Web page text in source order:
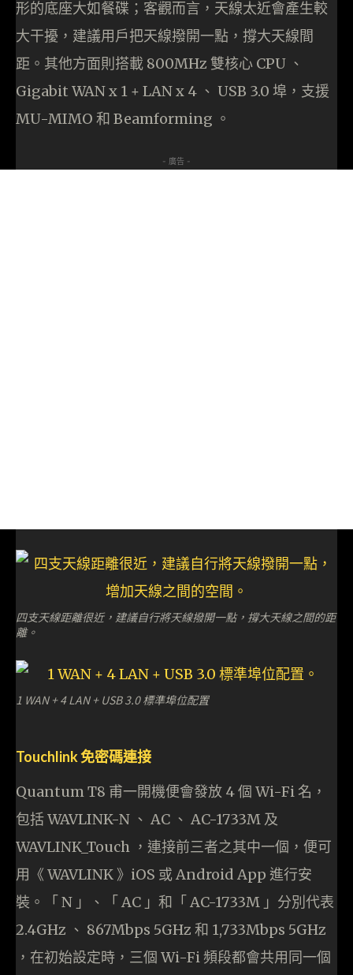
形的底座大如餐碟；客觀而言，天線太近會產生較
大干擾，建議用戶把天線撥開一點，撐大天線間
距。其他方面則搭載 800MHz 雙核心 CPU 、
Gigabit WAN x 1 + LAN x 4 、 USB 3.0 埠，支援
MU-MIMO 和 Beamforming 。
- 廣告 -
四支天線距離很近，建議自行將天線撥開一點，撐大天線之間的距
離。
1 WAN + 4 LAN + USB 3.0 標準埠位配置
Touchlink 免密碼連接
Quantum T8 甫一開機便會發放 4 個 Wi-Fi 名，
包括 WAVLINK-N 、 AC 、 AC-1733M 及
WAVLINK_Touch ，連接前三者之其中一個，便可
用《 WAVLINK 》iOS 或 Android App 進行安
裝。「 N 」、「 AC 」和「 AC-1733M 」分別代表
2.4GHz 、 867Mbps 5GHz 和 1,733Mbps 5GHz
，在初始設定時，三個 Wi-Fi 頻段都會共用同一個